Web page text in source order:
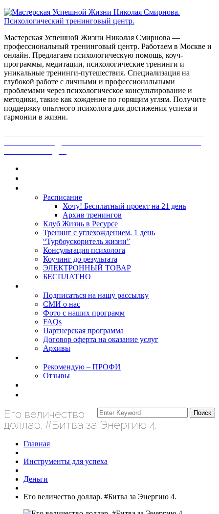
Мастерская Успешной Жизни Николая Смирнова —
профессиональный тренинговый центр. Работаем в Москве и
онлайн. Предлагаем психологическую помощь, коуч-
программы, медитации, психологические тренинги и
уникальные тренинги-путешествия. Специализация на
глубокой работе с личными и профессиональными
проблемами через психологическое консультирование и
методики, такие как хождение по горящим углям. Получите
поддержку опытного психолога для достижения успеха и
гармонии в жизни.
Расписание
Хочу! Бесплатный проект на 21 день
Архив тренингов
Клуб Жизнь в Ресурсе
Тренинг с углехождением. 1 день
“Турбоускоритель жизни”
Консультация психолога
Коучинг до результата
ЭЛЕКТРОННЫЙ ТОВАР
БЕСПЛАТНО
Подписаться на нашу рассылку
СМИ о нас
Фото с наших программ
FAQs
Партнерская программа
Договор оферта на оказание услуг
Архивы
Рекомендую – ПРОФИ
Отзывы
Его величество
доллар. #Битва за Энергию 4.
Главная
Инструменты для успеха
Деньги
Его величество доллар. #Битва за Энергию 4.